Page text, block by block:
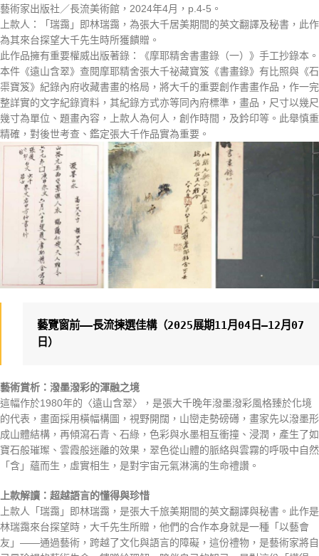
藝術家出版社／長流美術館，2024年4月，p.4-5。
上款人：「瑞靄」即林瑞靄，為張大千居美期間的英文翻譯及秘書，此作
為其來台探望大千先生時所獲饋贈。
此作品擁有重要權威出版著錄：《摩耶精舍書畫錄（一）》手工抄錄本。
本件《遠山含翠》查閱摩耶精舍張大千祕藏寶笈《書畫錄》有比照與《石
渠寶笈》紀錄內府收藏書畫的格局，將大千的重要創作書畫作品，作一完
整詳實的文字紀錄資料，其紀錄方式亦等同內府標準，畫品，尺寸以幾尺
幾寸為單位、題畫內容，上款人為何人，創作時間，及鈐印等。此舉慎重
精確，對後世考查、鑑定張大千作品實為重要。
藝覽窗前——長流揀選佳構（2025展期11月04日—12月07
日）
藝術賞析：潑墨潑彩的渾融之境
這幅作於1980年的〈遠山含翠〉，是張大千晚年潑墨潑彩風格臻於化境
的代表，畫面採用橫幅構圖，視野開闊，山巒走勢磅礡，畫家先以潑墨形
成山體結構，再傾瀉石青、石綠，色彩與水墨相互衝撞、浸潤，產生了如
寶石般璀璨、雲霞般迷離的效果，翠色從山體的脈絡與雲霧的呼吸中自然
「含」蘊而生，虛實相生，是對宇宙元氣淋漓的生命禮讚。
上款解讀：超越語言的懂得與珍惜
上款人「瑞靄」即林瑞靄，是張大千旅美期間的英文翻譯與秘書。此作是
林瑞靄來台探望時，大千先生所贈，他們的合作本身就是一種「以藝會
友」——通過藝術，跨越了文化與語言的障礙，這份禮物，是藝術家將自